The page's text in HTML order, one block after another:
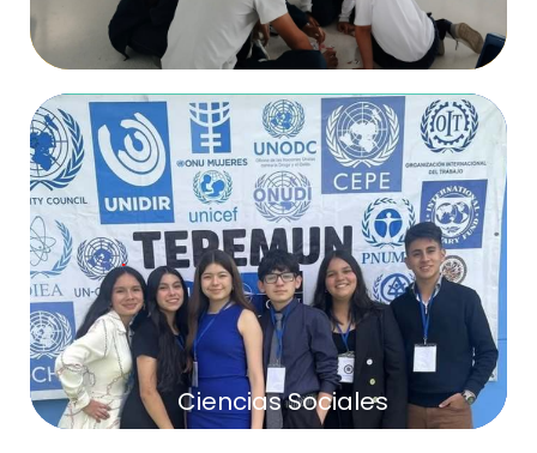
Ciencias Sociales
Ciencias Sociales
Más Información